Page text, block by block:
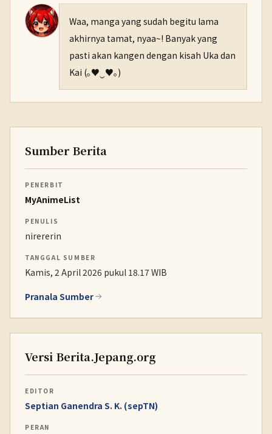
Waa, manga yang sudah begitu lama
akhirnya tamat, nyaa~! Banyak yang
pasti akan kangen dengan kisah Uka dan
Kai (｡♥‿♥｡)
Sumber Berita
PENERBIT
MyAnimeList
PENULIS
nirererin
TANGGAL SUMBER
Kamis, 2 April 2026 pukul 18.17 WIB
Pranala Sumber
Versi Berita.Jepang.org
EDITOR
Septian Ganendra S. K. (sepTN)
PERAN